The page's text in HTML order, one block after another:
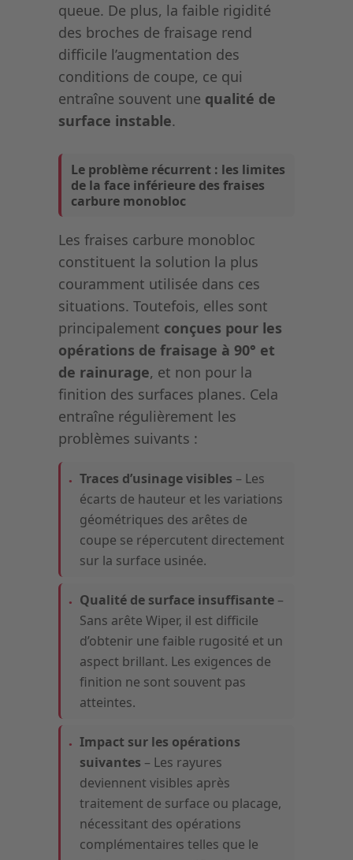
queue. De plus, la faible rigidité
des broches de fraisage rend
difficile l’augmentation des
conditions de coupe, ce qui
entraîne souvent une qualité de
surface instable.
Le problème récurrent : les limites
de la face inférieure des fraises
carbure monobloc
Les fraises carbure monobloc
constituent la solution la plus
couramment utilisée dans ces
situations. Toutefois, elles sont
principalement conçues pour les
opérations de fraisage à 90° et
de rainurage, et non pour la
finition des surfaces planes. Cela
entraîne régulièrement les
problèmes suivants :
Traces d’usinage visibles – Les
écarts de hauteur et les variations
géométriques des arêtes de
coupe se répercutent directement
sur la surface usinée.
Qualité de surface insuffisante –
Sans arête Wiper, il est difficile
d’obtenir une faible rugosité et un
aspect brillant. Les exigences de
finition ne sont souvent pas
atteintes.
Impact sur les opérations
suivantes – Les rayures
deviennent visibles après
traitement de surface ou placage,
nécessitant des opérations
complémentaires telles que le